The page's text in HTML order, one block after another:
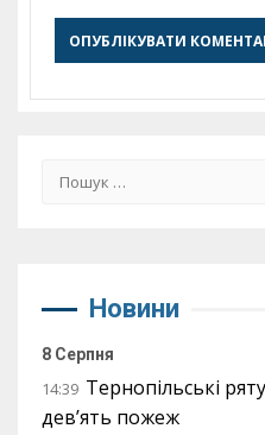
Пошук:
Новини
8 Серпня
14:39 Тернопільські
дев’ять пожеж